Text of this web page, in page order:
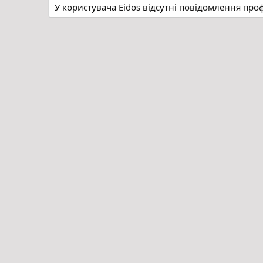
У користувача Eidos відсутні повідомлення